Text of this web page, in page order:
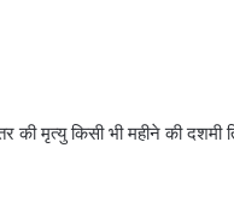
की मृत्यु किसी भी महीने की दशमी